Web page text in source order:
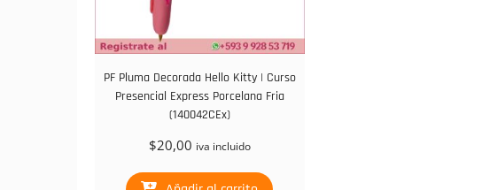
PF Pluma Decorada Hello Kitty | Curso
Presencial Express Porcelana Fria
(140042CEx)
$20,00 iva incluido